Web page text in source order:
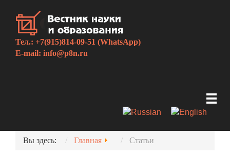
Тел.: +7(915)814-09-51 (WhatsApp)
E-mail: info@p8n.ru
Вы здесь: Главная Статьи